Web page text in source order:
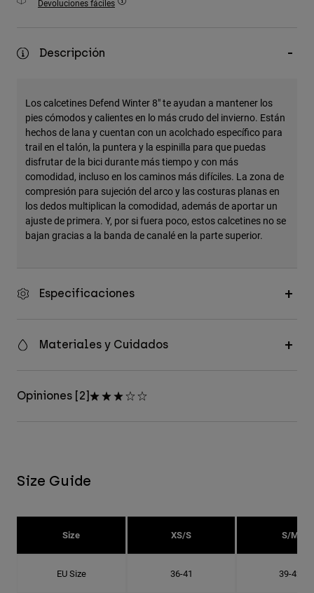
Accesorios
Bolsas y Mochilas
Ver todo
Devoluciones fáciles
Descripción
Los calcetines Defend Winter 8" te ayudan a mantener los
pies cómodos y calientes en lo más crudo del invierno. Están
hechos de lana y cuentan con un acolchado específico para
trail en el talón, la puntera y la espinilla para que puedas
disfrutar de la bici durante más tiempo y con más
comodidad, incluso en los caminos más difíciles. La zona de
compresión para sujeción del arco y las costuras planas en
los dedos multiplican la comodidad, además de aportar un
ajuste de primera. Y, por si fuera poco, estos calcetines no se
bajan gracias a la banda de canalé en la parte superior.
Especificaciones
Materiales y Cuidados
Opiniones [2]
Size Guide
Size XS/S S/M
EU Size 36-41 39-42